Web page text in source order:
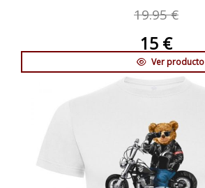
19.95 €
15 €
Ver producto